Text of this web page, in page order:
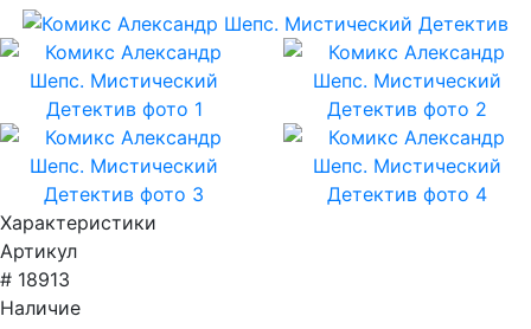
Характеристики
Артикул
# 18913
Наличие